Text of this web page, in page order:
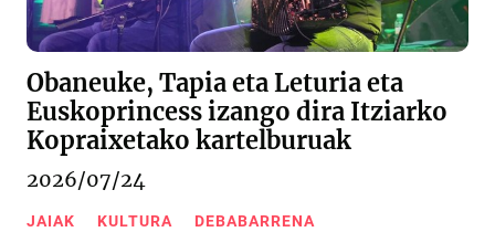
Obaneuke, Tapia eta Leturia eta
Euskoprincess izango dira Itziarko
Kopraixetako kartelburuak
2026/07/24
JAIAK KULTURA DEBABARRENA